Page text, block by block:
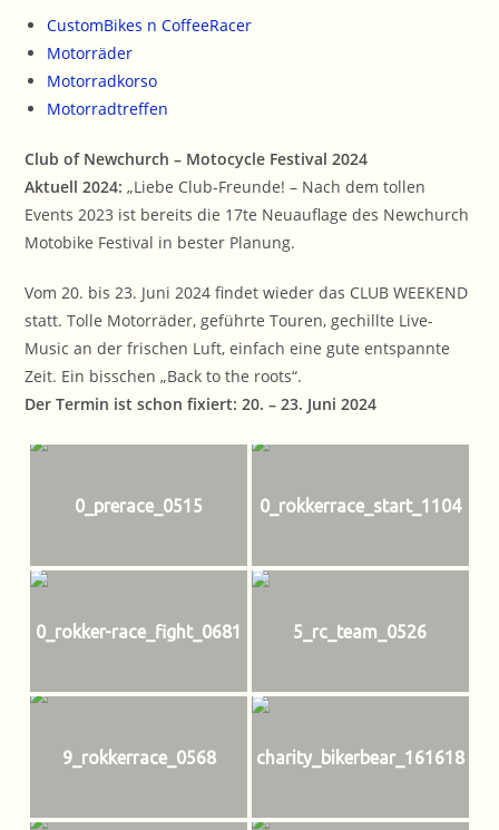
CustomBikes n CoffeeRacer
Motorräder
Motorradkorso
Motorradtreffen
Club of Newchurch – Motocycle Festival 2024
Aktuell 2024:„Liebe Club-Freunde! – Nach dem tollen
Events 2023 ist bereits die 17te Neuauflage des Newchurch
Motobike Festival in bester Planung.
Vom 20. bis 23. Juni 2024 findet wieder das CLUB WEEKEND
statt. Tolle Motorräder, geführte Touren, gechillte Live-
Music an der frischen Luft, einfach eine gute entspannte
Zeit. Ein bisschen „Back to the roots“.
Der Termin ist schon fixiert: 20. – 23. Juni 2024
0_prerace_0515 0_rokkerrace_start_1104
0_rokker-race_fight_0681 5_rc_team_0526
9_rokkerrace_0568 charity_bikerbear_161618